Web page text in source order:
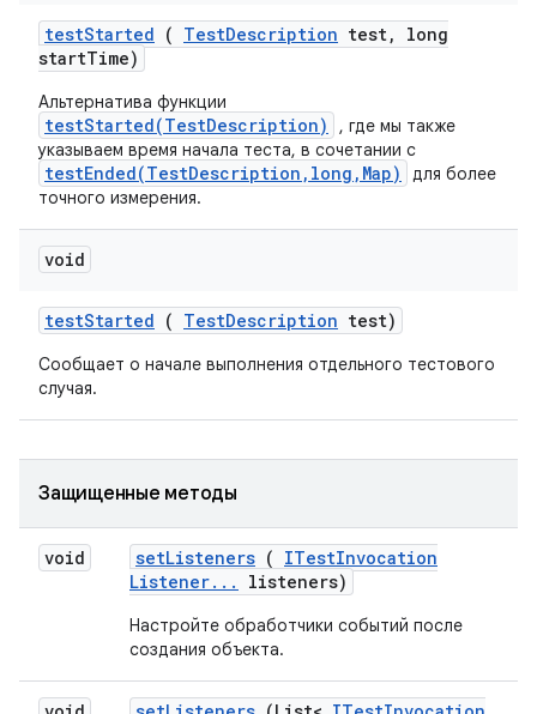
testStarted ( TestDescription test,
long
startTime)
Альтернатива функции
testStarted(TestDescription)
, где мы также
указываем время начала теста, в сочетании с
testEnded(TestDescription,long,Map)
для более
точного измерения.
void
testStarted ( TestDescription test)
Сообщает о начале выполнения отдельного тестового
случая.
Защищенные методы
void setListeners ( ITestInvocation
Listener. . . listeners)
Настройте обработчики событий после
создания объекта.